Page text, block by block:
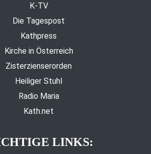
K-TV
Die Tagespost
Kathpress
Kirche in Österreich
Zisterzienserorden
Heiliger Stuhl
Radio Maria
Kath.net
LINKS: